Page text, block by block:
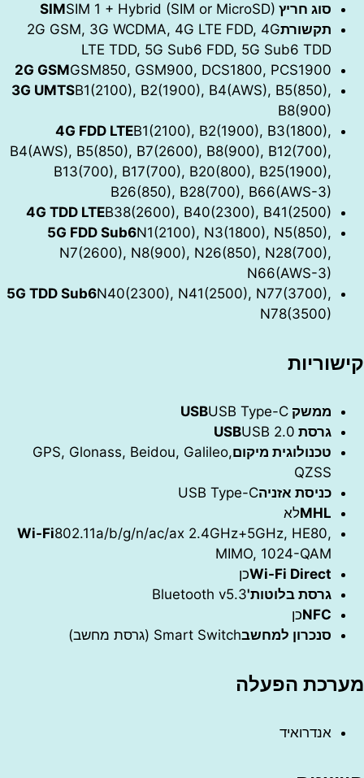
סוג חריץ SIMSIM 1 + Hybrid (SIM or MicroSD)
תקשורת2G GSM, 3G WCDMA, 4G LTE FDD, 4G
LTE TDD, 5G Sub6 FDD, 5G Sub6 TDD
2G GSMGSM850, GSM900, DCS1800, PCS1900
3G UMTSB1(2100), B2(1900), B4(AWS), B5(850),
B8(900)
4G FDD LTEB1(2100), B2(1900), B3(1800),
B4(AWS), B5(850), B7(2600), B8(900), B12(700),
B13(700), B17(700), B20(800), B25(1900),
B26(850), B28(700), B66(AWS-3)
4G TDD LTEB38(2600), B40(2300), B41(2500)
5G FDD Sub6N1(2100), N3(1800), N5(850),
N7(2600), N8(900), N26(850), N28(700),
N66(AWS-3)
5G TDD Sub6N40(2300), N41(2500), N77(3700),
N78(3500)
ממשק USBUSB Type-C
גרסת USBUSB 2.0
טכנולוגית מיקוםGPS, Glonass, Beidou, Galileo,
QZSS
כניסת אזניהUSB Type-C
MHLלא
Wi-Fi802.11a/b/g/n/ac/ax 2.4GHz+5GHz, HE80,
MIMO, 1024-QAM
Wi-Fi Directכן
גרסת בלוטות'Bluetooth v5.3
NFCכן
סנכרון למחשבSmart Switch (גרסת מחשב)
הפעלה
אנדרואיד